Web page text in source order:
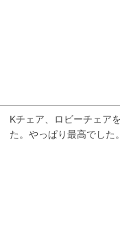
Kチェア、ロビーチェア
た。やっぱり最高でした。